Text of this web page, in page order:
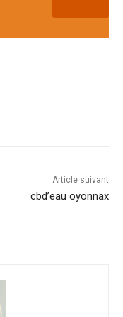
Article suivant
cbd’eau oyonnax